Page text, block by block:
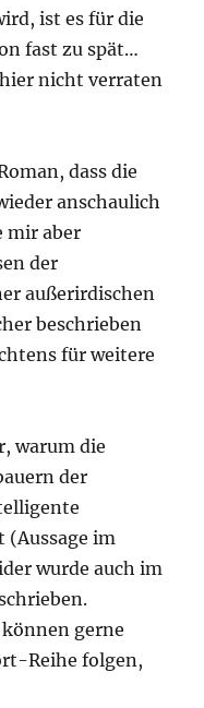
ist es für die
fast zu spät…
nicht verraten
dass die
anschaulich
mir aber
der
außerirdischen
beschrieben
für weitere
warum die
der
(Aussage im
wurde auch im
gerne
Reihe folgen,